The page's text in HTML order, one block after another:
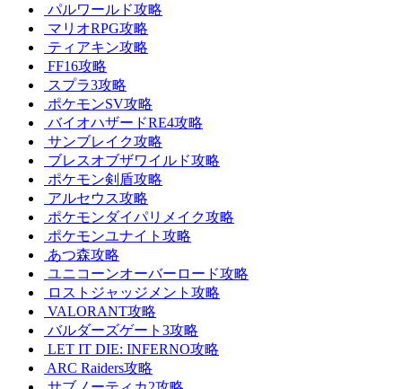
パルワールド攻略
マリオRPG攻略
ティアキン攻略
FF16攻略
スプラ3攻略
ポケモンSV攻略
バイオハザードRE4攻略
サンブレイク攻略
ブレスオブザワイルド攻略
ポケモン剣盾攻略
アルセウス攻略
ポケモンダイパリメイク攻略
ポケモンユナイト攻略
あつ森攻略
ユニコーンオーバーロード攻略
ロストジャッジメント攻略
VALORANT攻略
バルダーズゲート3攻略
LET IT DIE: INFERNO攻略
ARC Raiders攻略